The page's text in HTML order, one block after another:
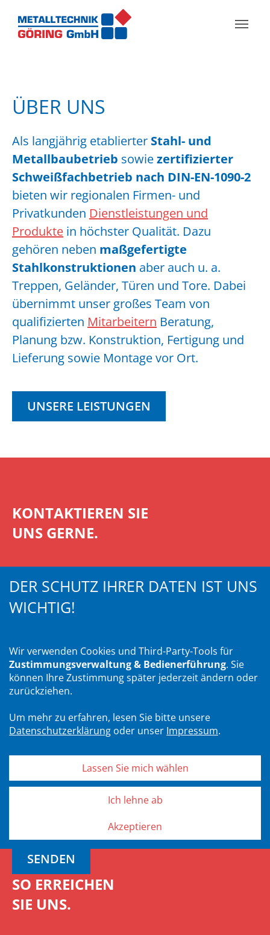
ÜBER UNS
Als langjährig etablierter Stahl- und
Metallbaubetrieb sowiezertifizierter
Schweißfachbetrieb nach DIN-EN-1090-2
bieten wir regionalen Firmen- und
Privatkunden Dienstleistungen und
Produkte in höchster Qualität. Dazu
gehören neben maßgefertigte
Stahlkonstruktionen aber auch u. a.
Treppen, Geländer, Türen und Tore. Dabei
übernimmt unser großes Team von
qualifizierten Mitarbeitern Beratung,
Planung bzw. Konstruktion, Fertigung und
Lieferung sowie Montage vor Ort.
UNSERE LEISTUNGEN
KONTAKTIEREN SIE
UNS GERNE.
Datenschutzbestimmungen
SENDEN
SO ERREICHEN
SIE UNS.
DER SCHUTZ IHRER DATEN IST UNS
WICHTIG!
Wir verwenden Cookies und Third-Party-Tools für
Zustimmungsverwaltung & Bedienerführung. Sie
können Ihre Zustimmung später jederzeit ändern oder
zurückziehen.
Um mehr zu erfahren, lesen Sie bitte unsere
Datenschutzerklärung oder unser Impressum.
Lassen Sie mich wählen
Ich lehne ab
Akzeptieren